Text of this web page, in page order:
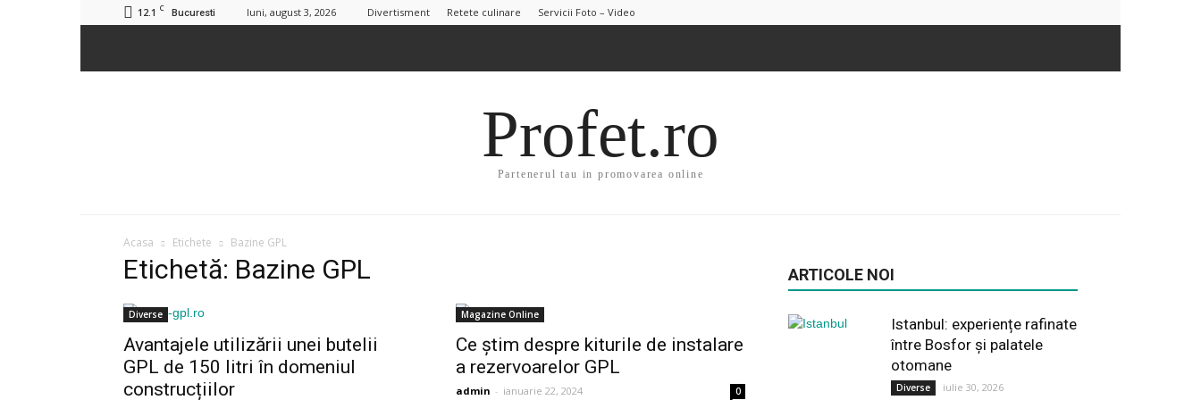
12.1 C Bucuresti luni, august 3, 2026 Divertisment Retete culinare Servicii Foto – Video
Profet.ro
Partenerul tau in promovarea online
Acasa Etichete Bazine GPL
Etichetă: Bazine GPL
Diverse
Avantajele utilizării unei butelii
GPL de 150 litri în domeniul
construcțiilor
Magazine Online
Ce știm despre kiturile de instalare
a rezervoarelor GPL
admin - ianuarie 22, 2024 0
ARTICOLE NOI
Istanbul: experiențe rafinate
între Bosfor și palatele
otomane
Diverse iulie 30, 2026